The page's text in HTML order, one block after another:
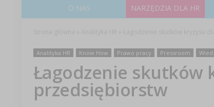
O NAS NARZĘDZIA DLA HR
Analityka HR Know How Prawo pracy Pressroom
Łagodzenie skutków
przedsiębiorstw